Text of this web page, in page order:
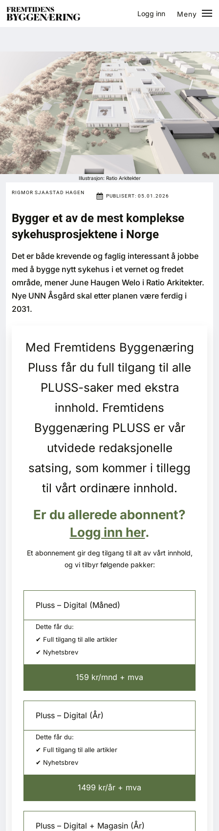
Logg inn
Meny
Prosjekter
Bygg-guiden
Logg inn
Bygg
Bærekraft
Digitalisering
Eiendom
Øvrige
Annonsering
Abonnere magasin
Kontakt oss
Illustrasjon: Ratio Arkitekter
RIGMOR SJAASTAD HAGEN
PUBLISERT: 05.01.2026
Bygger et av de mest komplekse
sykehusprosjektene i Norge
Det er både krevende og faglig interessant å jobbe
med å bygge nytt sykehus i et vernet og fredet
område, mener June Haugen Welo i Ratio Arkitekter.
Nye UNN Åsgård skal etter planen være ferdig i
2031.
Med Fremtidens Byggenæring
Pluss får du full tilgang til alle
PLUSS-saker med ekstra
innhold. Fremtidens
Byggenæring PLUSS er vår
utvidede redaksjonelle
satsing, som kommer i tillegg
til vårt ordinære innhold.
Er du allerede abonnent?
Logg inn her.
Et abonnement gir deg tilgang til alt av vårt innhold,
og vi tilbyr følgende pakker:
Pluss – Digital (Måned)
Dette får du:
✔ Full tilgang til alle artikler
✔ Nyhetsbrev
159 kr/mnd + mva
Pluss – Digital (År)
Dette får du:
✔ Full tilgang til alle artikler
✔ Nyhetsbrev
1499 kr/år + mva
Pluss – Digital + Magasin (År)